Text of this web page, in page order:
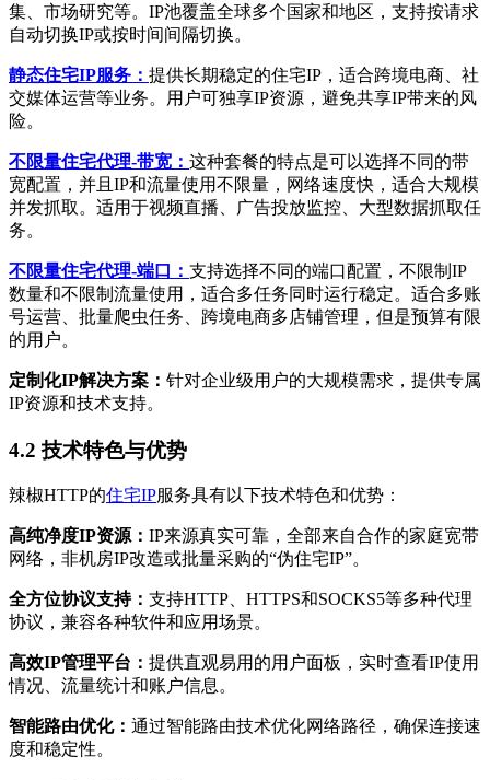
集、市场研究等。IP池覆盖全球多个国家和地区，支持按请求
自动切换IP或按时间间隔切换。
静态住宅IP服务： 提供长期稳定的住宅IP，适合跨境电商、社
交媒体运营等业务。用户可独享IP资源，避免共享IP带来的风
险。
不限量住宅代理-带宽： 这种套餐的特点是可以选择不同的带
宽配置，并且IP和流量使用不限量，网络速度快，适合大规模
并发抓取。适用于视频直播、广告投放监控、大型数据抓取任
务。
不限量住宅代理-端口： 支持选择不同的端口配置，不限制IP
数量和不限制流量使用，适合多任务同时运行稳定。适合多账
号运营、批量爬虫任务、跨境电商多店铺管理，但是预算有限
的用户。
定制化IP解决方案： 针对企业级用户的大规模需求，提供专属
IP资源和技术支持。
4.2 技术特色与优势
辣椒HTTP的住宅IP服务具有以下技术特色和优势：
高纯净度IP资源： IP来源真实可靠，全部来自合作的家庭宽带
网络，非机房IP改造或批量采购的“伪住宅IP”。
全方位协议支持： 支持HTTP、HTTPS和SOCKS5等多种代理
协议，兼容各种软件和应用场景。
高效IP管理平台： 提供直观易用的用户面板，实时查看IP使用
情况、流量统计和账户信息。
智能路由优化： 通过智能路由技术优化网络路径，确保连接速
度和稳定性。